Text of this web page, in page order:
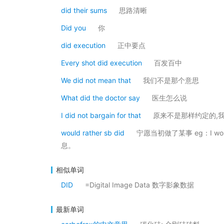
did their sums 思路清晰
Did you 你
did execution 正中要点
Every shot did execution 百发百中
We did not mean that 我们不是那个意思
What did the doctor say 医生怎么说
I did not bargain for that 原来不是那样约定的,
would rather sb did
宁愿当初做了某事 eg：I
息。
相似单词
DID
=Digital Image Data 数字影象数据
最新单词